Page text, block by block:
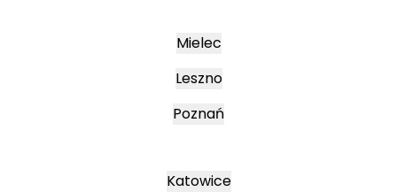
Mielec
Leszno
Poznań
Katowice